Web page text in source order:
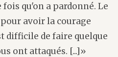
qu'on a pardonné. Le
avoir la courage
difficile de faire quelque
ont attaqués. [...]»